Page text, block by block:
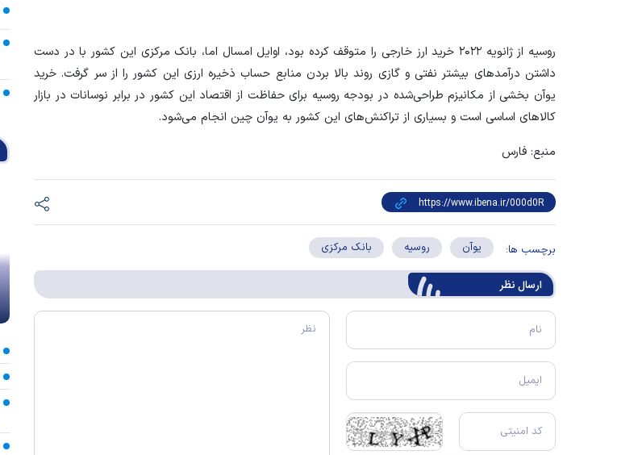
روسیه از ژانویه ۲۰۲۲ خرید ارز خارجی را متوقف کرده بود، اوایل امسال اما، بانک مرکزی این کشور با در دست
داشتن درآمد‌های بیشتر نفتی و گازی روند بالا بردن منابع حساب ذخیره ارزی این کشور را از سر گرفت. خرید
یوآن بخشی از مکانیزم طراحی‌شده در بودجه روسیه برای حفاظت از اقتصاد این کشور در برابر نوسانات در بازار
کالا‌های اساسی است و بسیاری از تراکنش‌های این کشور به یوآن چین انجام می‌شود.
منبع: فارس
برچسب ها: یوآن روسیه بانک مرکزی
ارسال‌ نظر